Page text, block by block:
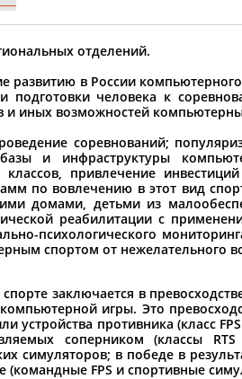
известной вам
пожалуйста, вы можете это
отделений.
развитию в России
подготовки человека к
и иных возможностей
соревнований;
базы и инфраструктуры
привлечение
по вовлечению в этот вид
домами, детьми из
реабилитации с
психологического
спортом от нежелательного
заключается в
игры. Это
устройства противника (класс
соперником (классы
симуляторов; в победе в
FPS и спортивные